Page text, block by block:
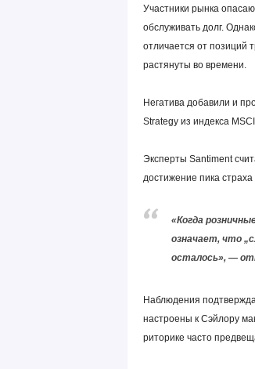
Участники рынка
обслуживать долг.
отличается от позиций
растянуты во времени.
Негатива добавили и
Strategy из индекса
Эксперты Santiment
достижение пика
«Когда
означает, что
осталось», —
Наблюдения
настроены к Сэйлору
риторике часто